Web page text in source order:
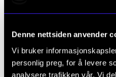
Denne nettsiden anvender
Vi bruker
personlig preg, for å levere
analysere trafikken vår. Vi
For ansatte og studenter
Relevant
2023–2025:
2022–2023: Musikk-